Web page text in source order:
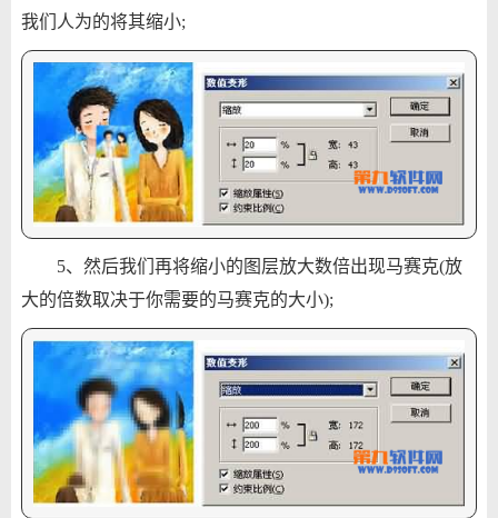
我们人为的将其缩小;
5、然后我们再将缩小的图层放大数倍出现马赛克(放
大的倍数取决于你需要的马赛克的大小);